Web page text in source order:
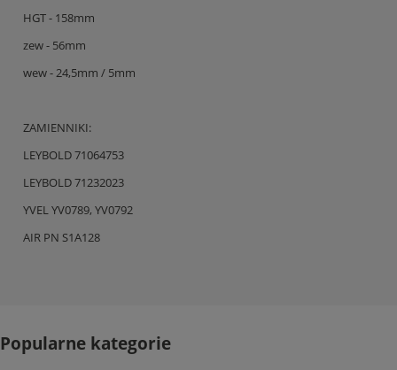
HGT - 158mm
zew - 56mm
wew - 24,5mm / 5mm
ZAMIENNIKI:
LEYBOLD 71064753
LEYBOLD 71232023
YVEL YV0789, YV0792
AIR PN S1A128
Popularne kategorie